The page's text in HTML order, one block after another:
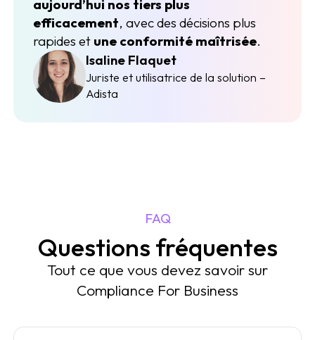
aujourd’hui nos tiers plus
efficacement, avec des décisions plus
rapides et une conformité maîtrisée.
Isaline Flaquet
Juriste et utilisatrice de la solution –
Adista
FAQ
Questions fréquentes
Tout ce que vous devez savoir sur
Compliance For Business